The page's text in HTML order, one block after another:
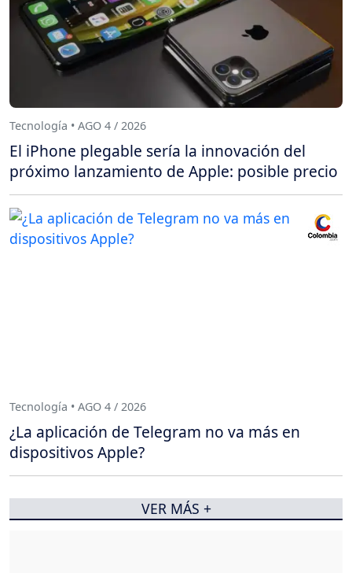
Tecnología • AGO 4 / 2026
El iPhone plegable sería la innovación del
próximo lanzamiento de Apple: posible precio
Tecnología • AGO 4 / 2026
¿La aplicación de Telegram no va más en
dispositivos Apple?
VER MÁS +